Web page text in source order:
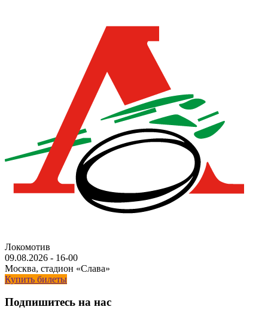
Локомотив
09.08.2026 - 16-00
Москва, стадион «Слава»
Купить билеты
Подпишитесь на нас